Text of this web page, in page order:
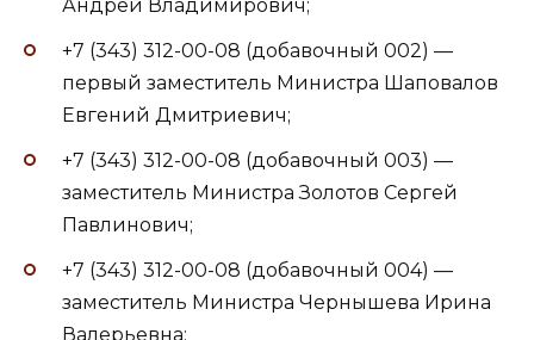
Андрей Владимирович;
+7 (343) 312-00-08 (добавочный 002) —
первый заместитель Министра Шаповалов
Евгений Дмитриевич;
+7 (343) 312-00-08 (добавочный 003) —
заместитель Министра Золотов Сергей
Павлинович;
+7 (343) 312-00-08 (добавочный 004) —
заместитель Министра Чернышева Ирина
Валерьевна;